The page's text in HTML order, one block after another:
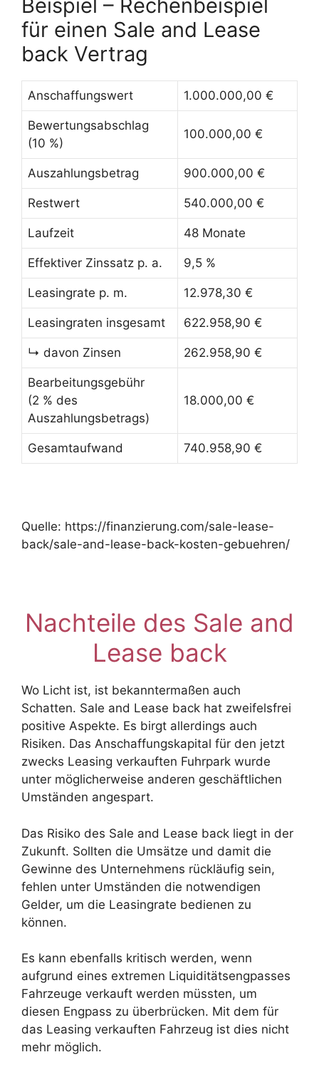
Beispiel – Rechenbeispiel
für einen Sale and Lease
back Vertrag
Anschaffungswert 1.000.000,00 €
Bewertungsabschlag
(10 %)
100.000,00 €
Auszahlungsbetrag 900.000,00 €
Restwert 540.000,00 €
Laufzeit 48 Monate
Effektiver Zinssatz p. a. 9,5 %
Leasingrate p. m. 12.978,30 €
Leasingraten insgesamt 622.958,90 €
↳ davon Zinsen 262.958,90 €
Bearbeitungsgebühr
(2 % des
Auszahlungsbetrags)
18.000,00 €
Gesamtaufwand 740.958,90 €
Quelle: https://finanzierung.com/sale-lease-
back/sale-and-lease-back-kosten-gebuehren/
Nachteile des Sale and
Lease back
Wo Licht ist, ist bekanntermaßen auch
Schatten. Sale and Lease back hat zweifelsfrei
positive Aspekte. Es birgt allerdings auch
Risiken. Das Anschaffungskapital für den jetzt
zwecks Leasing verkauften Fuhrpark wurde
unter möglicherweise anderen geschäftlichen
Umständen angespart.
Das Risiko des Sale and Lease back liegt in der
Zukunft. Sollten die Umsätze und damit die
Gewinne des Unternehmens rückläufig sein,
fehlen unter Umständen die notwendigen
Gelder, um die Leasingrate bedienen zu
können.
Es kann ebenfalls kritisch werden, wenn
aufgrund eines extremen Liquiditätsengpasses
Fahrzeuge verkauft werden müssten, um
diesen Engpass zu überbrücken. Mit dem für
das Leasing verkauften Fahrzeug ist dies nicht
mehr möglich.